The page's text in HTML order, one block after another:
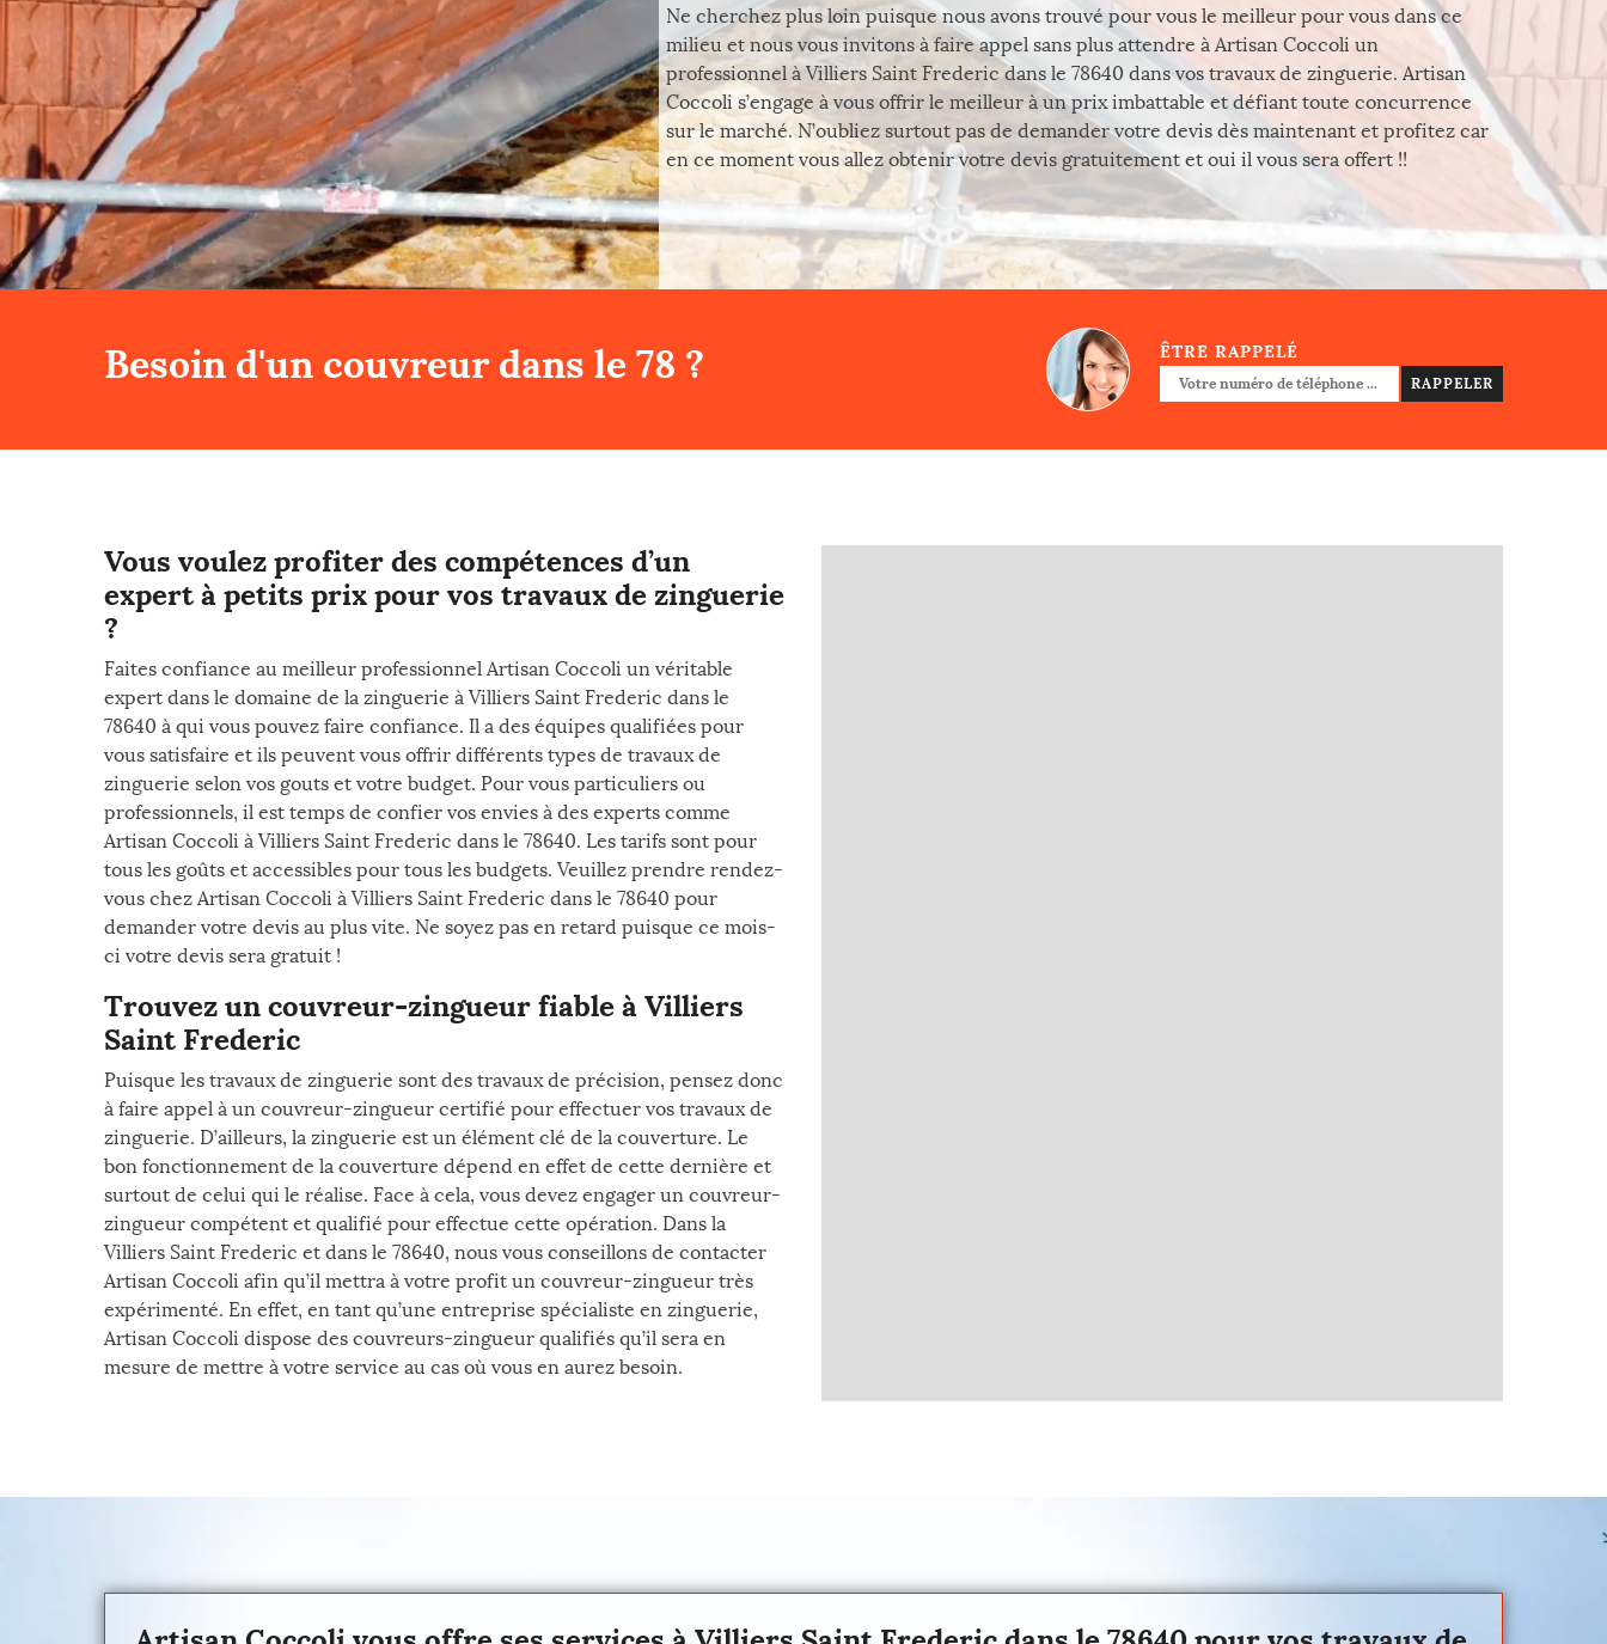
Ne cherchez plus loin puisque nous avons trouvé pour vous le meilleur pour vous dans ce
milieu et nous vous invitons à faire appel sans plus attendre à Artisan Coccoli un
professionnel à Villiers Saint Frederic dans le 78640 dans vos travaux de zinguerie. Artisan
Coccoli s’engage à vous offrir le meilleur à un prix imbattable et défiant toute concurrence
sur le marché. N’oubliez surtout pas de demander votre devis dès maintenant et profitez car
en ce moment vous allez obtenir votre devis gratuitement et oui il vous sera offert !!
Besoin d'un couvreur dans le 78 ? ÊTRE RAPPELÉ
Vous voulez profiter des compétences d’un
expert à petits prix pour vos travaux de zinguerie
?
Faites confiance au meilleur professionnel Artisan Coccoli un véritable
expert dans le domaine de la zinguerie à Villiers Saint Frederic dans le
78640 à qui vous pouvez faire confiance. Il a des équipes qualifiées pour
vous satisfaire et ils peuvent vous offrir différents types de travaux de
zinguerie selon vos gouts et votre budget. Pour vous particuliers ou
professionnels, il est temps de confier vos envies à des experts comme
Artisan Coccoli à Villiers Saint Frederic dans le 78640. Les tarifs sont pour
tous les goûts et accessibles pour tous les budgets. Veuillez prendre rendez-
vous chez Artisan Coccoli à Villiers Saint Frederic dans le 78640 pour
demander votre devis au plus vite. Ne soyez pas en retard puisque ce mois-
ci votre devis sera gratuit !
Trouvez un couvreur-zingueur fiable à Villiers
Saint Frederic
Puisque les travaux de zinguerie sont des travaux de précision, pensez donc
à faire appel à un couvreur-zingueur certifié pour effectuer vos travaux de
zinguerie. D’ailleurs, la zinguerie est un élément clé de la couverture. Le
bon fonctionnement de la couverture dépend en effet de cette dernière et
surtout de celui qui le réalise. Face à cela, vous devez engager un couvreur-
zingueur compétent et qualifié pour effectue cette opération. Dans la
Villiers Saint Frederic et dans le 78640, nous vous conseillons de contacter
Artisan Coccoli afin qu’il mettra à votre profit un couvreur-zingueur très
expérimenté. En effet, en tant qu’une entreprise spécialiste en zinguerie,
Artisan Coccoli dispose des couvreurs-zingueur qualifiés qu’il sera en
mesure de mettre à votre service au cas où vous en aurez besoin.